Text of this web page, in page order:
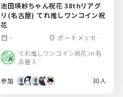
池田瑛紗ちゃん祝花 38thリアグ
リ(名古屋) てれ推しワンコイン祝
花
calendar_month - location_on ポートメッセな
てれ推しワンコイン祝花 in 名
古屋 5
参加 30人